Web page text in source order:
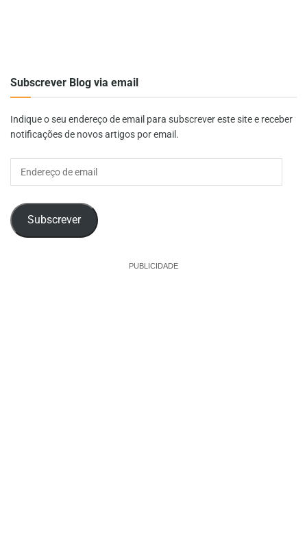
Subscrever Blog via email
Indique o seu endereço de email para subscrever este site e receber
notificações de novos artigos por email.
Endereço
Subscrever
PUBLICIDADE